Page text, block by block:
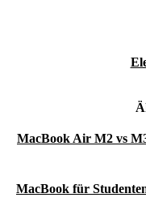
MacBook Air M2 vs
MacBook für